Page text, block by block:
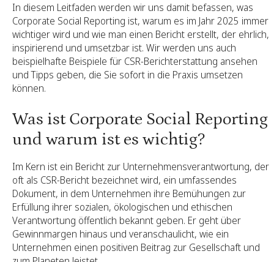
In diesem Leitfaden werden wir uns damit befassen, was
Corporate Social Reporting ist, warum es im Jahr 2025 immer
wichtiger wird und wie man einen Bericht erstellt, der ehrlich,
inspirierend und umsetzbar ist. Wir werden uns auch
beispielhafte Beispiele für CSR-Berichterstattung ansehen
und Tipps geben, die Sie sofort in die Praxis umsetzen
können.
Was ist Corporate Social Reporting
und warum ist es wichtig?
Im Kern ist ein Bericht zur Unternehmensverantwortung, der
oft als CSR-Bericht bezeichnet wird, ein umfassendes
Dokument, in dem Unternehmen ihre Bemühungen zur
Erfüllung ihrer sozialen, ökologischen und ethischen
Verantwortung öffentlich bekannt geben. Er geht über
Gewinnmargen hinaus und veranschaulicht, wie ein
Unternehmen einen positiven Beitrag zur Gesellschaft und